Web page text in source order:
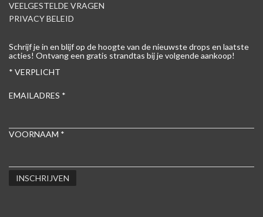
VEELGESTELDE VRAGEN
PRIVACY BELEID
Schrijf je in en blijf op de hoogte van de nieuwste drops en laatste
acties! Ontvang een gratis strandtas bij je volgende aankoop!
* VERPLICHT
EMAILADRES *
VOORNAAM *